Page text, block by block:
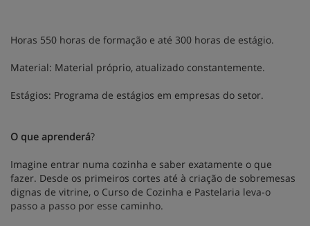
Horas 550 horas de formação e até 300 horas de estágio.
Material: Material próprio, atualizado constantemente.
Estágios: Programa de estágios em empresas do setor.
O que aprenderá?
Imagine entrar numa cozinha e saber exatamente o que
fazer. Desde os primeiros cortes até à criação de sobremesas
dignas de vitrine, o Curso de Cozinha e Pastelaria leva-o
passo a passo por esse caminho.